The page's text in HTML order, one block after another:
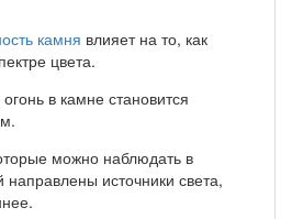
камня влияет на то, как
цвета.
в камне становится
можно наблюдать в
направлены источники света,